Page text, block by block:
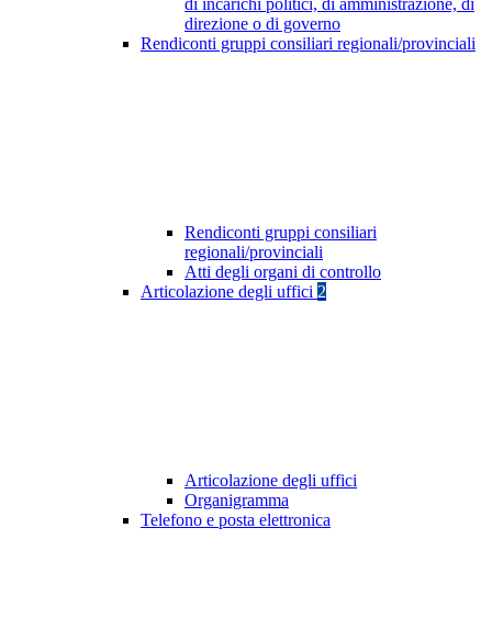
di incarichi politici, di amministrazione, di
direzione o di governo
Rendiconti gruppi consiliari regionali/provinciali
Rendiconti gruppi consiliari
regionali/provinciali
Atti degli organi di controllo
Articolazione degli uffici 2
Articolazione degli uffici
Organigramma
Telefono e posta elettronica